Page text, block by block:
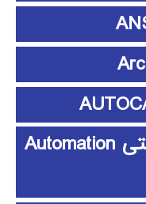
آموزش اتوماسیون صنعتی Automation